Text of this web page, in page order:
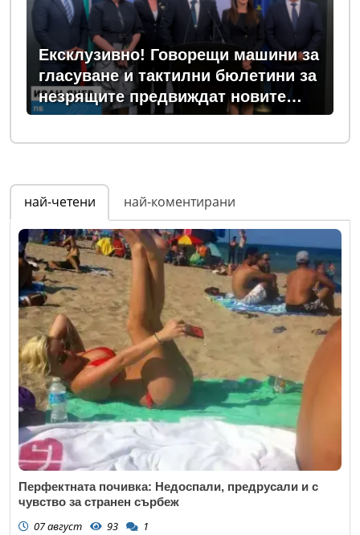
Ексклузивно! Говорещи машини за
гласуване и тактилни бюлетини за
незрящите предвиждат новите
изборни правила! (ВИДЕО)
най-четени най-коментирани
Перфектната почивка: Недоспали, предрусали и с
чувство за странен сърбеж
07 август 93 1